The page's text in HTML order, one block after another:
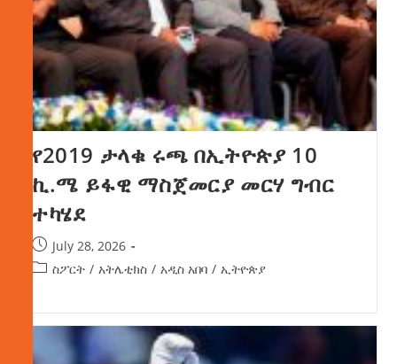
የ2019 ታላቁ ሩጫ በኢትዮጵያ 10
ኪ.ሜ ይፋዊ ማስጀመርያ መርሃ ግብር
ተካሄደ
July 28, 2026
ስፖርት / አትሌቲክስ / አዲስ አበባ / ኢትዮጵያ